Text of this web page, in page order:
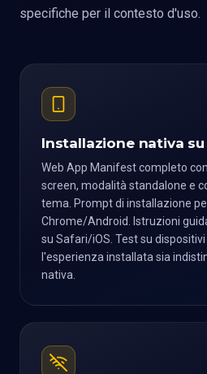
specifiche per il contesto d'uso.
Installazione nativa
Web App Manifest completo
screen, modalità standalone e
tema. Prompt di installazione
Chrome/Android. Istruzioni
su Safari/iOS. Test su
l'esperienza installata sia
nativa.